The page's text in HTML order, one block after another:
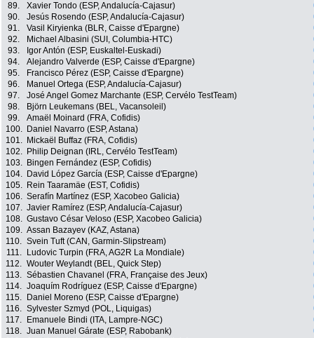
89.
Xavier Tondo (ESP, Andalucía-Cajasur)
90.
Jesús Rosendo (ESP, Andalucía-Cajasur)
91.
Vasil Kiryienka (BLR, Caisse d'Epargne)
92.
Michael Albasini (SUI, Columbia-HTC)
93.
Igor Antón (ESP, Euskaltel-Euskadi)
94.
Alejandro Valverde (ESP, Caisse d'Epargne)
95.
Francisco Pérez (ESP, Caisse d'Epargne)
96.
Manuel Ortega (ESP, Andalucía-Cajasur)
97.
José Angel Gomez Marchante (ESP, Cervélo TestTeam)
98.
Björn Leukemans (BEL, Vacansoleil)
99.
Amaël Moinard (FRA, Cofidis)
100.
Daniel Navarro (ESP, Astana)
101.
Mickaël Buffaz (FRA, Cofidis)
102.
Philip Deignan (IRL, Cervélo TestTeam)
103.
Bingen Fernández (ESP, Cofidis)
104.
David López García (ESP, Caisse d'Epargne)
105.
Rein Taaramäe (EST, Cofidis)
106. Serafín Martínez (ESP, Xacobeo Galicia)
107. Javier Ramírez (ESP, Andalucía-Cajasur)
108. Gustavo César Veloso (ESP, Xacobeo Galicia)
109. Assan Bazayev (KAZ, Astana)
110. Svein Tuft (CAN, Garmin-Slipstream)
111.
Ludovic Turpin (FRA, AG2R La Mondiale)
112. Wouter Weylandt (BEL, Quick Step)
113. Sébastien Chavanel (FRA, Française des Jeux)
114. Joaquím Rodríguez (ESP, Caisse d'Epargne)
115.
Daniel Moreno (ESP, Caisse d'Epargne)
116. Sylvester Szmyd (POL, Liquigas)
117.
Emanuele Bindi (ITA, Lampre-NGC)
118. Juan Manuel Gárate (ESP, Rabobank)